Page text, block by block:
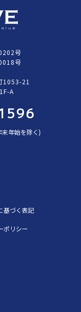
号
号
1053-21
A
末年始を除く)
基づく表記
ポリシー